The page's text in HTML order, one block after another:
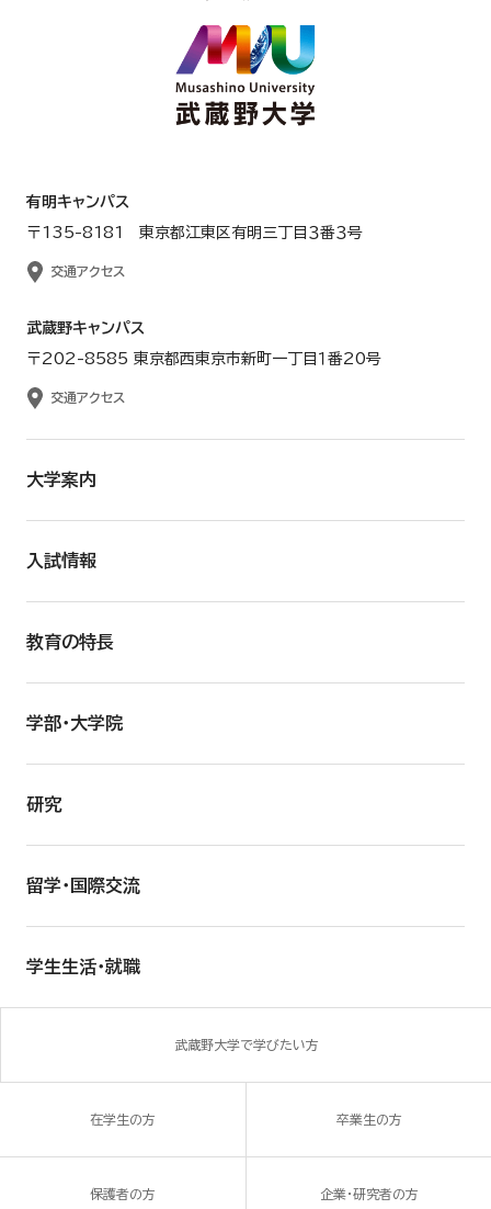
有明キャンパス
〒135-8181 東京都江東区有明三丁目３番３号
交通アクセス
武蔵野キャンパス
〒202-8585 東京都西東京市新町一丁目１番20号
交通アクセス
大学案内
入試情報
教育の特長
学部・大学院
研究
留学・国際交流
学生生活・就職
武蔵野大学で学びたい方
在学生の方 卒業生の方
保護者の方 企業・研究者の方